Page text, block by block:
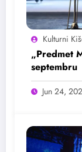
Kulturni
„Predmet
septembru
Jun 24,